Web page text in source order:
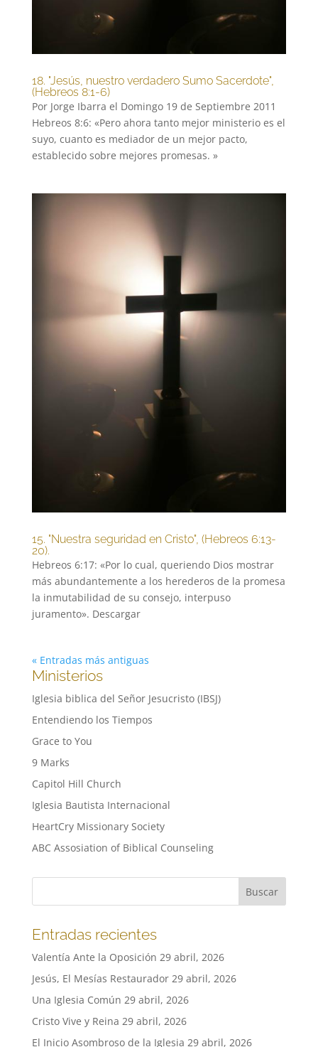
18. "Jesús, nuestro verdadero Sumo Sacerdote",
(Hebreos 8:1-6)
Por Jorge Ibarra el Domingo 19 de Septiembre 2011
Hebreos 8:6: «Pero ahora tanto mejor ministerio es el
suyo, cuanto es mediador de un mejor pacto,
establecido sobre mejores promesas. »
15. "Nuestra seguridad en Cristo", (Hebreos 6:13-
20).
Hebreos 6:17: «Por lo cual, queriendo Dios mostrar
más abundantemente a los herederos de la promesa
la inmutabilidad de su consejo, interpuso
juramento». Descargar
« Entradas más antiguas
Ministerios
Iglesia biblica del Señor Jesucristo (IBSJ)
Entendiendo los Tiempos
Grace to You
9 Marks
Capitol Hill Church
Iglesia Bautista Internacional
HeartCry Missionary Society
ABC Assosiation of Biblical Counseling
Entradas recientes
Valentía Ante la Oposición 29 abril, 2026
Jesús, El Mesías Restaurador 29 abril, 2026
Una Iglesia Común 29 abril, 2026
Cristo Vive y Reina 29 abril, 2026
El Inicio Asombroso de la Iglesia 29 abril, 2026